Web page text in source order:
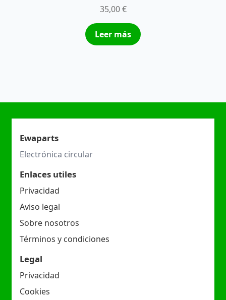
35,00€
Leer más
Ewaparts
Electrónica circular
Enlaces utiles
Privacidad
Aviso legal
Sobre nosotros
Términos y condiciones
Legal
Privacidad
Cookies